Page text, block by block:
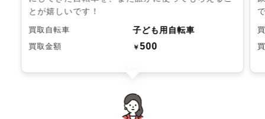
とが嬉しいです！
買取自転車 子ども用自転車
買取金額 ￥500
chevron_left chevron_right